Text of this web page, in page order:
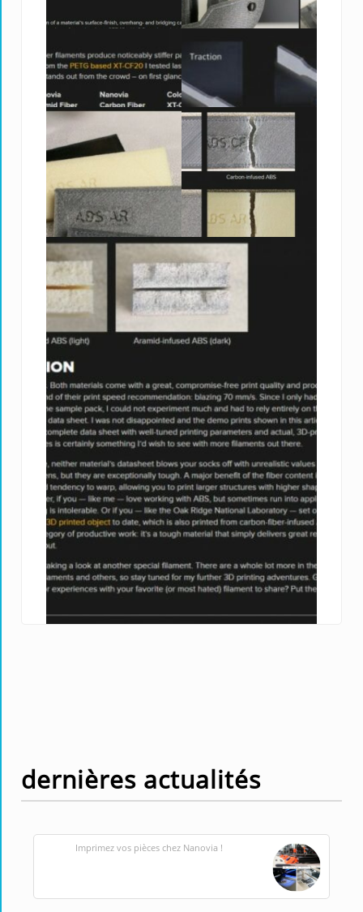
Tags : ABS AF ABS CF hackaday
Classés dans :On parle de nous
dernières actualités
Imprimez vos pièces chez Nanovia !